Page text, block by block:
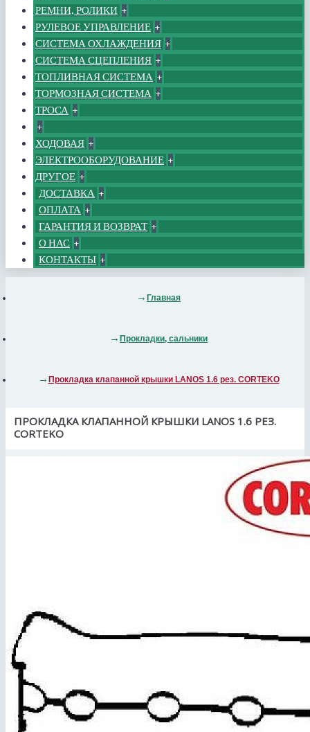
РЕМНИ, РОЛИКИ +
РУЛЕВОЕ УПРАВЛЕНИЕ +
СИСТЕМА ОХЛАЖДЕНИЯ +
СИСТЕМА СЦЕПЛЕНИЯ +
ТОПЛИВНАЯ СИСТЕМА +
ТОРМОЗНАЯ СИСТЕМА +
ТРОСА +
+
ХОДОВАЯ +
ЭЛЕКТРООБОРУДОВАНИЕ +
ДРУГОЕ +
ДОСТАВКА +
ОПЛАТА +
ГАРАНТИЯ И ВОЗВРАТ +
О НАС +
КОНТАКТЫ +
Главная
Прокладки, сальники
Прокладка клапанной крышки LANOS 1.6 рез. CORTEKO
ПРОКЛАДКА КЛАПАННОЙ КРЫШКИ LANOS 1.6 РЕЗ.
CORTEKO